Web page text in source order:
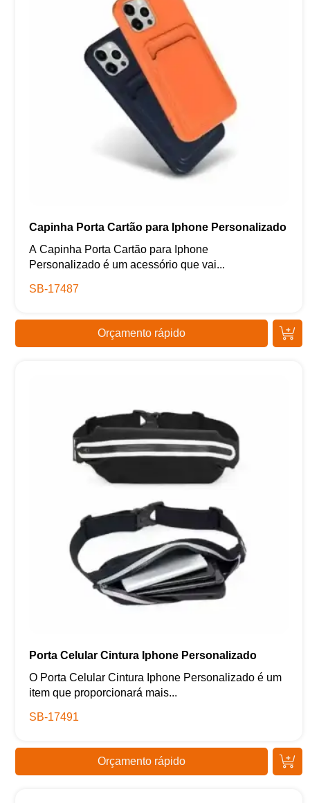
Capinha Porta Cartão para Iphone Personalizado
A Capinha Porta Cartão para Iphone
Personalizado é um acessório que vai...
SB-17487
Orçamento rápido
Porta Celular Cintura Iphone Personalizado
O Porta Celular Cintura Iphone Personalizado é um
item que proporcionará mais...
SB-17491
Orçamento rápido